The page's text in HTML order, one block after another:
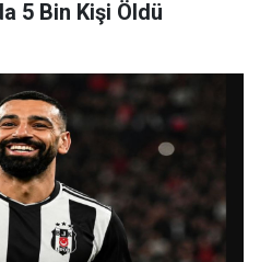
5 Bin Kişi Öldü